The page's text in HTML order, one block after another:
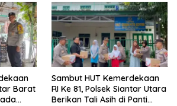
Barat
Sambut HUT Kemerdekaan
RI Ke 81, Polsek Siantar Utara
Berikan Tali Asih di Panti